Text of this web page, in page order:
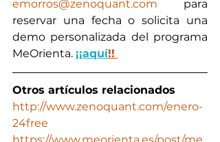
emorros@zenoquant.com para
reservar una fecha o solicita una
demo personalizada del programa
MeOrienta. ¡¡aquí!!
Otros artículos relacionados
http://www.zenoquant.com/enero-
24free
https://www.meorienta.es/post/me